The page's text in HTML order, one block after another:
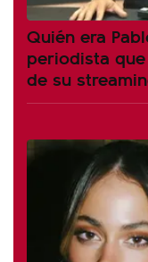
Quién era
periodista
de su